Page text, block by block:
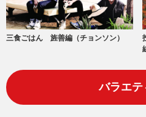
三食ごはん 旌善編（チョンソン）
バラエテ